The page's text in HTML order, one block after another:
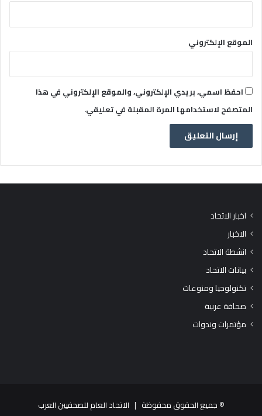
الموقع الإلكتروني
احفظ اسمي، بريدي الإلكتروني، والموقع الإلكتروني في هذا
المتصفح لاستخدامها المرة المقبلة في تعليقي.
اخبار الاتحاد
الاخبار
انشطة الاتحاد
بيانات الاتحاد
تكنولوجيا ومنوعات
صحافة عربية
مؤتمرات وندوات
© جميع الحقوق محفوظة | الاتحاد العام للصحفيين العرب